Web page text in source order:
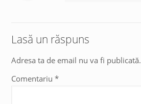
Lasă un răspuns
Adresa ta de email nu va fi publicată.
Comentariu *